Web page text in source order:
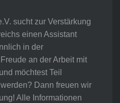
sucht zur Verstärkung
einen Assistant
in der
an der Arbeit mit
möchtest Teil
Dann freuen wir
Alle Informationen